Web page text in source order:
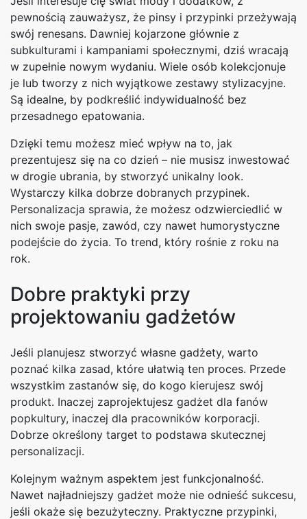
pewnością zauważysz, że pinsy i przypinki przeżywają
swój renesans. Dawniej kojarzone głównie z
subkulturami i kampaniami społecznymi, dziś wracają
w zupełnie nowym wydaniu. Wiele osób kolekcjonuje
je lub tworzy z nich wyjątkowe zestawy stylizacyjne.
Są idealne, by podkreślić indywidualność bez
przesadnego epatowania.
Dzięki temu możesz mieć wpływ na to, jak
prezentujesz się na co dzień – nie musisz inwestować
w drogie ubrania, by stworzyć unikalny look.
Wystarczy kilka dobrze dobranych przypinek.
Personalizacja sprawia, że możesz odzwierciedlić w
nich swoje pasje, zawód, czy nawet humorystyczne
podejście do życia. To trend, który rośnie z roku na
rok.
Dobre praktyki przy
projektowaniu gadżetów
Jeśli planujesz stworzyć własne gadżety, warto
poznać kilka zasad, które ułatwią ten proces. Przede
wszystkim zastanów się, do kogo kierujesz swój
produkt. Inaczej zaprojektujesz gadżet dla fanów
popkultury, inaczej dla pracowników korporacji.
Dobrze określony target to podstawa skutecznej
personalizacji.
Kolejnym ważnym aspektem jest funkcjonalność.
Nawet najładniejszy gadżet może nie odnieść sukcesu,
jeśli okaże się bezużyteczny. Praktyczne przypinki,